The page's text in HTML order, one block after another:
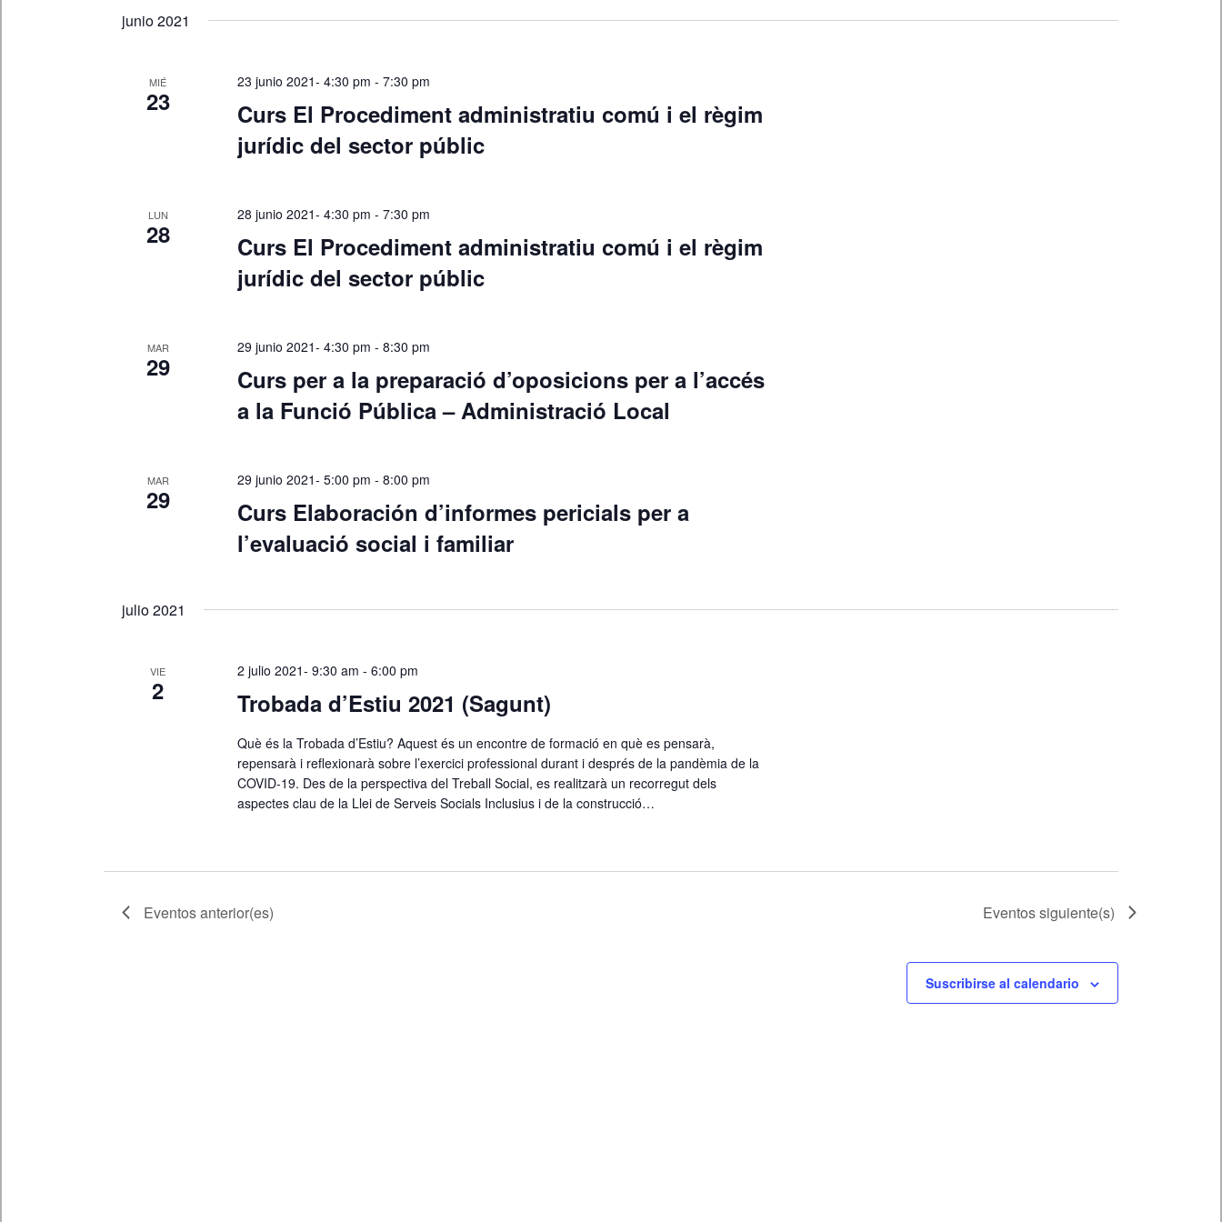
vistas
junio 2021
MIÉ
23
Curs El Procediment administratiu comú i el règim
jurídic del sector públic
23 junio 2021- 4:30 pm -7:30 pm
LUN
28
Curs El Procediment administratiu comú i el règim
jurídic del sector públic
28 junio 2021- 4:30 pm -7:30 pm
MAR
29
Curs per a la preparació d’oposicions per a l’accés
a la Funció Pública – Administració Local
29 junio 2021- 4:30 pm -8:30 pm
MAR
29
Curs Elaboración d’informes pericials per a
l’evaluació social i familiar
29 junio 2021- 5:00 pm -8:00 pm
julio 2021
VIE
2 Trobada d’Estiu 2021 (Sagunt)
2 julio 2021- 9:30 am -6:00 pm
Què és la Trobada d’Estiu? Aquest és un encontre de formació en què es pensarà,
repensarà i reflexionarà sobre l’exercici professional durant i després de la pandèmia de la
COVID-19. Des de la perspectiva del Treball Social, es realitzarà un recorregut dels
aspectes clau de la Llei de Serveis Socials Inclusius i de la construcció…
Eventosanterior(es) Eventossiguiente(s)
Suscribirse al calendario